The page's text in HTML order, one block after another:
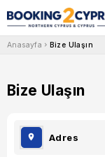
Anasayfa Bize Ulaşın
Bize Ulaşın
Adres